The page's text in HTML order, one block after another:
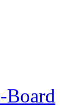
Board